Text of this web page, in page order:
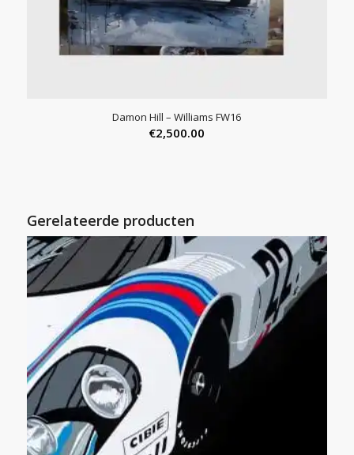
Damon Hill – Williams FW16
€2,500.00
Gerelateerde producten